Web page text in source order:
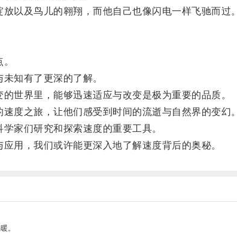
及鸟儿的翱翔，而他自己也像闪电一样飞驰而过。
知有了更深的了解。
界里，能够迅速适应与改变是极为重要的品质。
之旅，让他们感受到时间的流逝与自然界的变幻。
们研究和探索速度的重要工具。
，我们或许能更深入地了解速度背后的奥秘。
。